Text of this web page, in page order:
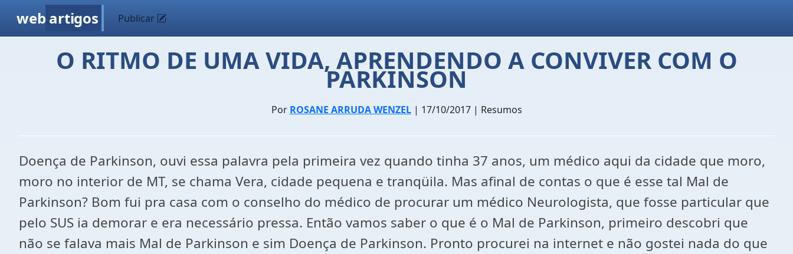
web artigos Publicar
O RITMO DE UMA VIDA, APRENDENDO A CONVIVER COM O
PARKINSON
Por ROSANE ARRUDA WENZEL| 17/10/2017 | Resumos
Doença de Parkinson, ouvi essa palavra pela primeira vez quando tinha 37 anos, um médico aqui da cidade que moro,
moro no interior de MT, se chama Vera, cidade pequena e tranqüila. Mas afinal de contas o que é esse tal Mal de
Parkinson? Bom fui pra casa com o conselho do médico de procurar um médico Neurologista, que fosse particular que
pelo SUS ia demorar e era necessário pressa. Então vamos saber o que é o Mal de Parkinson, primeiro descobri que
não se falava mais Mal de Parkinson e sim Doença de Parkinson. Pronto procurei na internet e não gostei nada do que